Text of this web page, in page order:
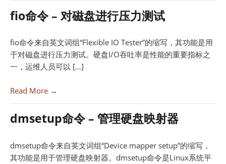
fio命令 – 对磁盘进行压力测试
fio命令来自英文词组“Flexible IO Tester”的缩写，其功能是用
于对磁盘进行压力测试。硬盘I/O吞吐率是性能的重要指标之
一，运维人员可以 […]
Read More →
dmsetup命令 – 管理硬盘映射器
dmsetup命令来自英文词组“Device mapper setup”的缩写，
其功能是用于管理硬盘映射器。dmsetup命令是Linux系统平